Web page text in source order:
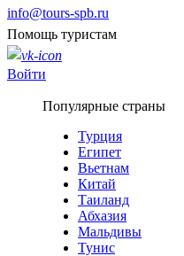
info@tours-spb.ru
Помощь туристам
Войти
Популярные страны
Турция
Египет
Вьетнам
Китай
Таиланд
Абхазия
Мальдивы
Тунис